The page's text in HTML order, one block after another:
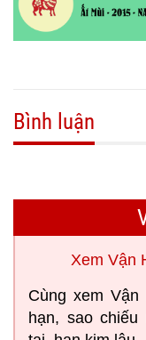
Bình luận
Xem Vận
Cùng xem
hạn, sao chiếu